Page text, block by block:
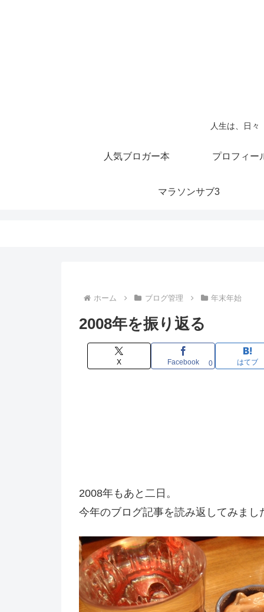
人生は、日々
人気ブロガー本 プロフィー
マラソンサブ3
ホーム ブログ管理 年末年始
2008年を振り返る
X Facebook 0 はてブ
2008年もあと二日。
今年のブログ記事を読み返してみまし